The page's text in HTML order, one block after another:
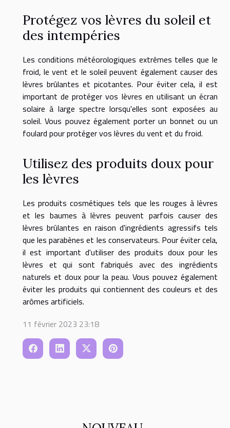
Protégez vos lèvres du soleil et
des intempéries
Les conditions météorologiques extrêmes telles que le
froid, le vent et le soleil peuvent également causer des
lèvres brûlantes et picotantes. Pour éviter cela, il est
important de protéger vos lèvres en utilisant un écran
solaire à large spectre lorsqu'elles sont exposées au
soleil. Vous pouvez également porter un bonnet ou un
foulard pour protéger vos lèvres du vent et du froid.
Utilisez des produits doux pour
les lèvres
Les produits cosmétiques tels que les rouges à lèvres
et les baumes à lèvres peuvent parfois causer des
lèvres brûlantes en raison d'ingrédients agressifs tels
que les parabènes et les conservateurs. Pour éviter cela,
il est important d'utiliser des produits doux pour les
lèvres et qui sont fabriqués avec des ingrédients
naturels et doux pour la peau. Vous pouvez également
éviter les produits qui contiennent des couleurs et des
arômes artificiels.
11 février 2023 23:18